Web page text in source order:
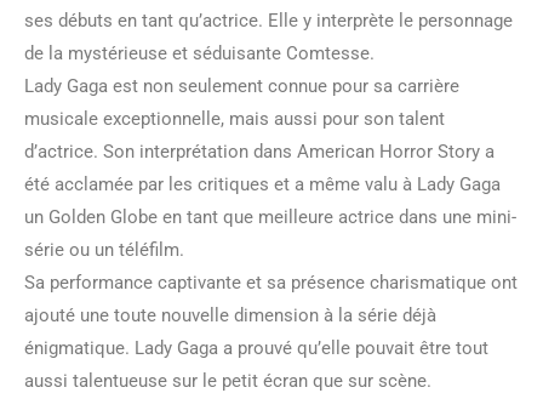
ses débuts en tant qu’actrice. Elle y interprète le personnage
de la mystérieuse et séduisante Comtesse.
Lady Gaga est non seulement connue pour sa carrière
musicale exceptionnelle, mais aussi pour son talent
d’actrice. Son interprétation dans American Horror Story a
été acclamée par les critiques et a même valu à Lady Gaga
un Golden Globe en tant que meilleure actrice dans une mini-
série ou un téléfilm.
Sa performance captivante et sa présence charismatique ont
ajouté une toute nouvelle dimension à la série déjà
énigmatique. Lady Gaga a prouvé qu’elle pouvait être tout
aussi talentueuse sur le petit écran que sur scène.